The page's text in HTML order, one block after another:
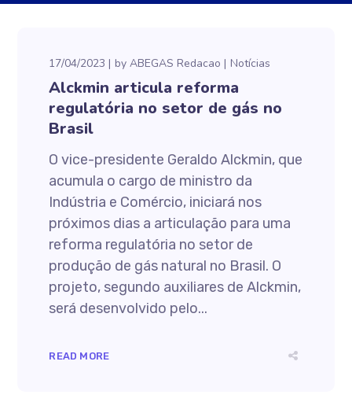
17/04/2023 byABEGAS Redacao Notícias
Alckmin articula reforma
regulatória no setor de gás no
Brasil
O vice-presidente Geraldo Alckmin, que
acumula o cargo de ministro da
Indústria e Comércio, iniciará nos
próximos dias a articulação para uma
reforma regulatória no setor de
produção de gás natural no Brasil. O
projeto, segundo auxiliares de Alckmin,
será desenvolvido pelo...
READ MORE